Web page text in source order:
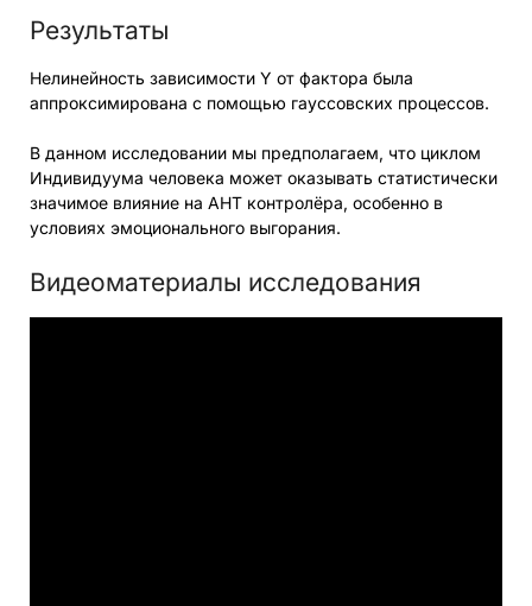
Результаты
Нелинейность зависимости Y от фактора была
аппроксимирована с помощью гауссовских процессов.
В данном исследовании мы предполагаем, что циклом
Индивидуума человека может оказывать статистически
значимое влияние на AHT контролёра, особенно в
условиях эмоционального выгорания.
Видеоматериалы исследования